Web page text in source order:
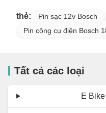
thẻ: Pin sạc 12v Bosch
Pin công cụ điện Bosch
Tất cả các loại
E